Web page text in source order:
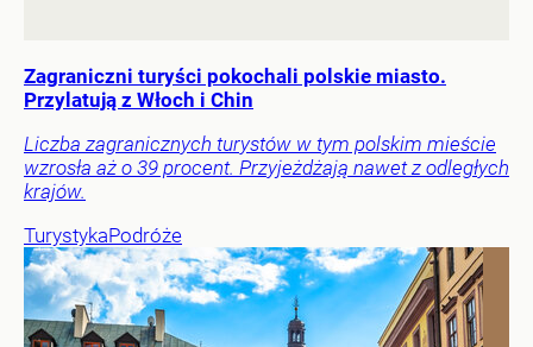
Zagraniczni turyści pokochali polskie miasto.
Przylatują z Włoch i Chin
Liczba zagranicznych turystów w tym polskim mieście
wzrosła aż o 39 procent. Przyjeżdżają nawet z odległych
krajów.
TurystykaPodróże